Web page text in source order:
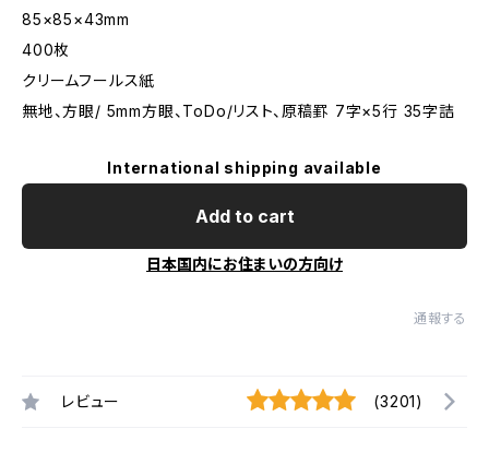
85×85×43mm
400枚
クリームフールス紙
無地、方眼/ 5mm方眼、ToDo/リスト、原稿罫 7字×5行 35字詰
International shipping available
Add to cart
日本国内にお住まいの方向け
通報する
レビュー (3201)